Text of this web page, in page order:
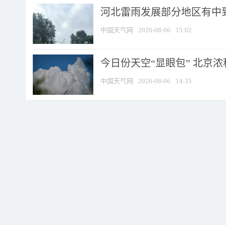
河北雷雨发展部分地区有中
中国天气网 2026-08-06 15:02
今日份天空“显眼包” 北京
中国天气网 2026-08-06 14:35